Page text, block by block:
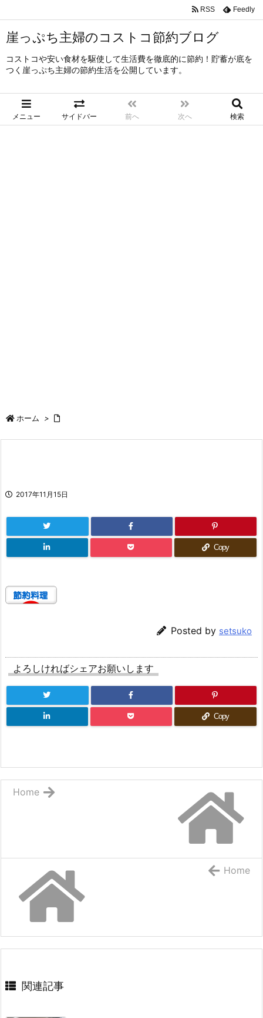
崖っぷち主婦のコストコ節約ブログ
コストコや安い食材を駆使して生活費を徹底的に節約！貯蓄が底を
つく崖っぷち主婦の節約生活を公開しています。
メニュー サイドバー 前へ 次へ 検索
RSS Feedly
ホーム >
2017年11月15日
Copy
Posted by setsuko
よろしければシェアお願いします
Copy
Home
Home
関連記事